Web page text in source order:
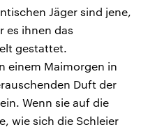
Jäger sind jene,
es ihnen das
gestattet.
einem Maimorgen in
Duft der
Wenn sie auf die
wie sich die Schleier